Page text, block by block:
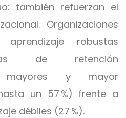
también refuerzan el
Organizaciones
robustas
de retención
mayores y mayor
un 57 %) frente a
débiles (27 %).